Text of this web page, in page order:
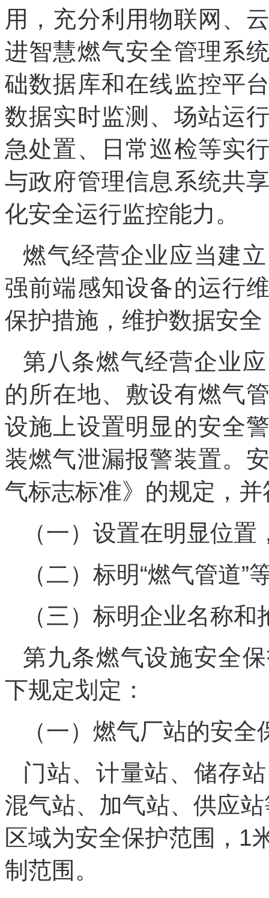
用，充分利用物联网、
进智慧燃气安全管理系
础数据库和在线监控平
数据实时监测、场站运
急处置、日常巡检等实
与政府管理信息系统共
化安全运行监控能力。
燃气经营企业应当建
强前端感知设备的运行
保护措施，维护数据安
第八条燃气经营企业
的所在地、敷设有燃气
设施上设置明显的安全
装燃气泄漏报警装置。
气标志标准》的规定，
（一）设置在明显位
（二）标明“燃气管道
（三）标明企业名称
第九条燃气设施安全
下规定划定：
（一）燃气厂站的安
门站、计量站、储存
混气站、加气站、供应
区域为安全保护范围，1
制范围。